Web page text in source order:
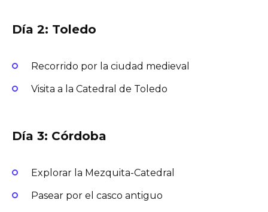
Día 2: Toledo
Recorrido por la ciudad medieval
Visita a la Catedral de Toledo
Día 3: Córdoba
Explorar la Mezquita-Catedral
Pasear por el casco antiguo